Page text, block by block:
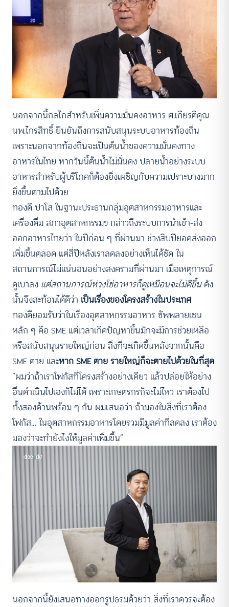
นอกจากนี้กลไกสำหรับเพิ่มความมั่นคงอาหาร ศ.เกียรติคุณ
นพ.ไกรสิทธิ์ ยืนยันถึงการสนับสนุนระบบอาหารท้องถิ่น
เพราะนอกจากท้องถิ่นจะเป็นต้นน้ำของความมั่นคงทาง
อาหารในไทย หากวันนี้ต้นน้ำไม่มั่นคง ปลายน้ำอย่างระบบ
อาหารสำหรับผู้บริโภคก็ต้องยิ่งเผชิญกับความเปราะบางมาก
ยิ่งขึ้นตามไปด้วย
ทองดี ปาโส ในฐานะประธานกลุ่มอุตสาหกรรมอาหารและ
เครื่องดื่ม สภาอุตสาหกรรมฯ กล่าวถึงระบบการนำเข้า-ส่ง
ออกอาหารไทยว่า ในปีก่อน ๆ ที่ผ่านมา ช่วงสิบปียอดส่งออก
เพิ่มขึ้นตลอด แต่สี่ปีหลังเราลดลงอย่างเห็นได้ชัด ใน
สถานการณ์ไม่แน่นอนอย่างสงครามที่ผ่านมา เมื่อเหตุการณ์
ดูเบาลง แต่สถานการณ์ห่วงโซ่อาหารก็ดูเหมือนจะไม่ดีขึ้นดัง
นั้นจึงสะท้อนได้ดีว่า เป็นเรื่องของโครงสร้างในประเทศ
ทองดียอมรับว่าในเรื่องอุตสาหกรรมอาหาร ซัพพลายเชน
หลัก ๆ คือ SME แต่เวลาเกิดปัญหาขึ้นมักจะมีการช่วยเหลือ
หรือสนับสนุนรายใหญ่ก่อน สิ่งที่จะเกิดขึ้นหลังจากนั้นคือ
SME ตาย และหาก SME ตาย รายใหญ่ก็จะตายไปด้วยในที่สุด
“ผมว่าถ้าเราโฟกัสที่โครงสร้างอย่างเดียว แล้วปล่อยให้อย่าง
อื่นดำเนินไปเองก็ไม่ได้ เพราะเกษตรกรก็จะไม่ไหว เราต้องไป
ทั้งสองด้านพร้อม ๆ กัน ผมเสนอว่า ถ้ามองในสิ่งที่เราต้อง
โฟกัส… ในอุตสาหกรรมอาหารโดยรวมมีมูลค่าที่ลดลง เราต้อง
มองว่าจะทำยังไงให้มูลค่าเพิ่มขึ้น”
นอกจากนี้ยังเสนอทางออกรูปธรมด้วยว่า สิ่งที่เราควรจะต้อง